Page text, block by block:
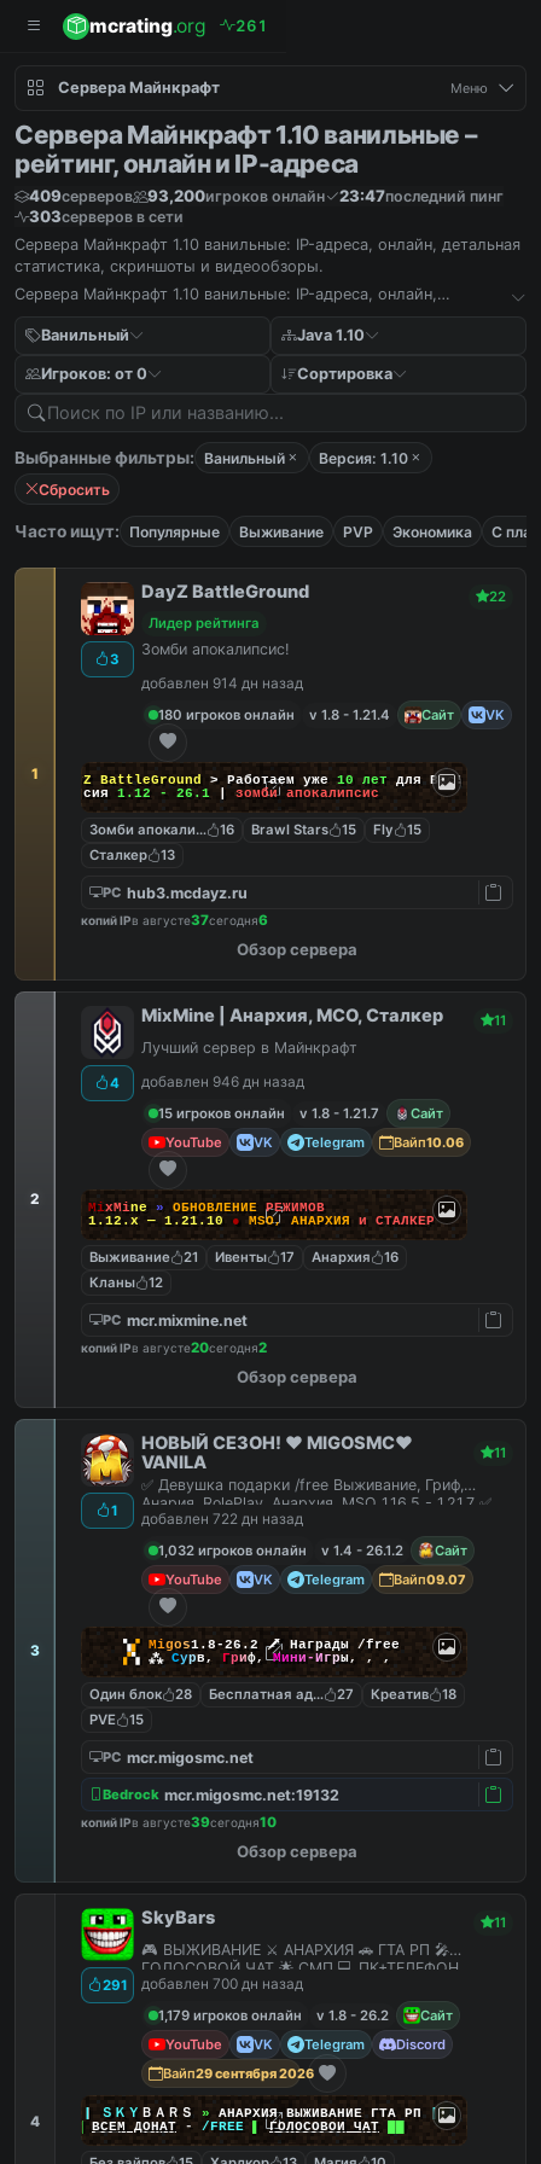
mcrating.org 26 1
Сервера Майнкрафт Меню
Сервера Майнкрафт 1.10 ванильные –
рейтинг, онлайн и IP-адреса
409серверов 93,200игроков онлайн 23:47последний пинг
303серверов в сети
Сервера Майнкрафт 1.10 ванильные: IP-адреса, онлайн, детальная
статистика, скриншоты и видеообзоры.
Сервера Майнкрафт 1.10 ванильные: IP-адреса, онлайн,
Ванильный
Java 1.10
Игроков: от 0 Сортировка
Выбранные фильтры: Ванильный
Версия: 1.10
Сбросить
Часто ищут: Популярные Выживание PVP Экономика С
1
3
DayZ BattleGround
22
Лидер рейтинга
Зомби апокалипсис!
добавлен 914 дн назад
180 игроков онлайн
v 1.8 - 1.21.4 Сайт VK
DayZ BattleGround > Работаем уже 10 лет для Вас!
Версия 1.12 - 26.1 | зомби апокалипсис
Зомби апокалипсис16 Brawl Stars 15 Fly
15
Сталкер
13
PC hub3.mcdayz.ru
копий IPв августе37сегодня6
Обзор сервера
2
4
MixMine | Анархия, МСО, Сталкер 11
Лучший сервер в Майнкрафт
добавлен 946 дн назад
15 игроков онлайн
v 1.8 - 1.21.7
Сайт
YouTube
VK Telegram Вайп10.06
MixMine » ОБНОВЛЕНИЕ РЕЖИМОВ
1.12.x — 1.21.10
● MSO, АНАРХИЯ и СТАЛКЕР
Выживание 21 Ивенты 17 Анархия
16
Кланы
12
PC mcr.mixmine.net
копий IPв августе20сегодня2
Обзор сервера
3
1
НОВЫЙ СЕЗОН! ❤️ MIGOSMC❤️
VANILA
11
✅ Девушка подарки /free Выживание, Гриф,
Анария, RolePlay, Анархия, MSO 1.16.5 - 1.21.7 ✅
добавлен 722 дн назад
1,032 игроков онлайн
v 1.4 - 26.1.2
Сайт
YouTube
VK Telegram Вайп09.07
▚▞ Migos1.8-26.2🗡 Награды /free
▞▚ ⁂ Сурв, Гриф,Мини-Игры, , ,
Один блок 28 Бесплатная админка
27 Креатив
18
PVE
15
PC mcr.migosmc.net
Bedrock mcr.migosmc.net:19132
копий IPв августе39сегодня10
Обзор сервера
4
291
SkyBars 11
🎮 ВЫЖИВАНИЕ ⚔️ АНАРХИЯ 🚗 ГТА РП 🎤
ГОЛОСОВОЙ ЧАТ 🌟 СМП 💻 ПК+ТЕЛЕФОН
добавлен 700 дн назад
1,179 игроков онлайн
v 1.8 - 26.2
Сайт
YouTube
VK Telegram
Discord
Вайп29 сентября 2026
ＳＫＹ ＢＡＲＳ » АНАРХИЯ ВЫЖИВАНИЕ ГТА РП |||
ВСЕМ ДОНАТ- /FREE ▌ГОЛОСОВОЙ ЧАТ